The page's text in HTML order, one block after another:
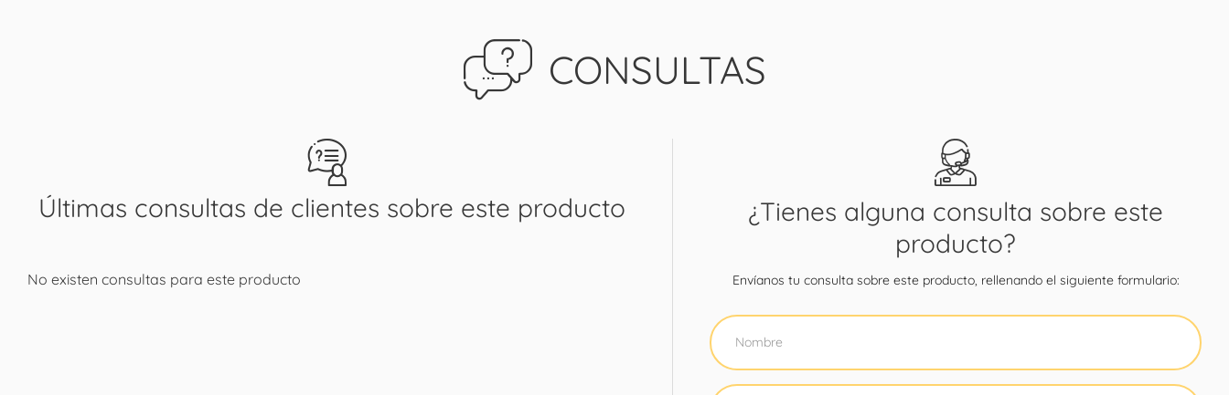
CONSULTAS
Últimas consultas de clientes sobre este producto
No existen consultas para este producto
¿Tienes alguna consulta sobre este
producto?
Envíanos tu consulta sobre este producto, rellenando el siguiente formulario: